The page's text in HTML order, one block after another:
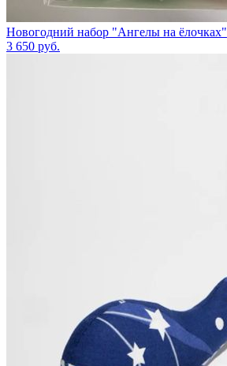
Новогодний набор "Ангелы на ёлочках"
3 650 руб.